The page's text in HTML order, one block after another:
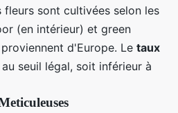
fleurs sont cultivées selon les
(en intérieur) et green
d'Europe. Le taux
seuil légal, soit inférieur à